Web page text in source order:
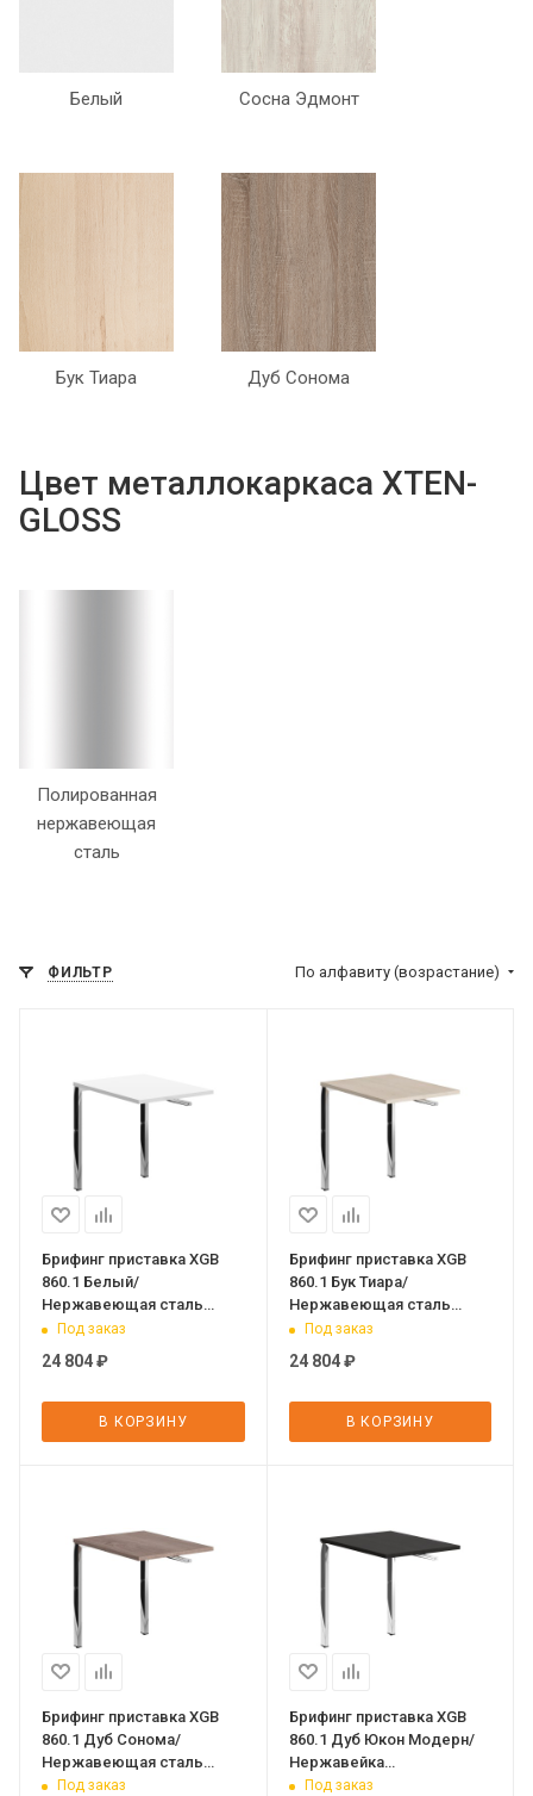
Белый Сосна Эдмонт
Бук Тиара Дуб Сонома
Цвет металлокаркаса XTEN-
GLOSS
Полированная
нержавеющая
сталь
ФИЛЬТР По алфавиту (возрастание)
Брифинг приставка XGB
860.1 Белый/
Нержавеющая сталь
800х600х750 XTEN GLOSS
Под заказ
24 804₽
В КОРЗИНУ
Брифинг приставка XGB
860.1 Бук Тиара/
Нержавеющая сталь
800х600х750 XTEN GLOSS
Под заказ
24 804₽
В КОРЗИНУ
Брифинг приставка XGB
860.1 Дуб Сонома/
Нержавеющая сталь
800х600х750 XTEN GLOSS
Под заказ
Брифинг приставка XGB
860.1 Дуб Юкон Модерн/
Нержавейка
полированная 800х600х750
Под заказ